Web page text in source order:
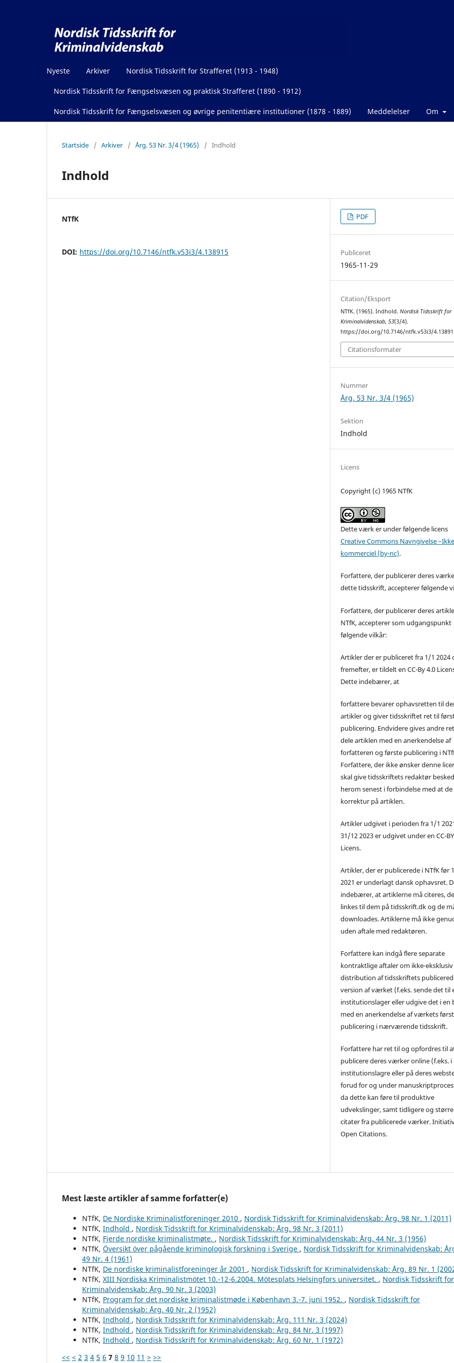
Nyeste Arkiver Nordisk Tidsskrift for Strafferet (1913 - 1948)
Nordisk Tidsskrift for Fængselsvæsen og praktisk Strafferet (1890 - 1912)
Nordisk Tidsskrift for Fængselsvæsen og øvrige penitentiære institutioner (1878 - 1889) Meddelelser Om
Startside / Arkiver / Årg. 53 Nr. 3/4 (1965) / Indhold
Indhold
NTfK
DOI: https://doi.org/10.7146/ntfk.v53i3/4.138915
PDF
Publiceret
1965-11-29
Citation/Eksport
NTfK. (1965). Indhold.Nordisk Tidsskrift for
Kriminalvidenskab,53(3/4).
https://doi.org/10.7146/ntfk.v53i3/
Citationsformater
Nummer
Årg. 53 Nr. 3/4 (1965)
Sektion
Indhold
Licens
Copyright (c) 1965 NTfK
Dette værk er under følgende licens
Creative Commons Navngivelse
kommerciel (by-nc).
Forfattere, der publicerer deres
dette tidsskrift, accepterer følgende
Forfattere, der publicerer deres
NTfK, accepterer som udgangspunkt
følgende vilkår:
Artikler der er publiceret fra 1/1 2024
fremefter, er tildelt en CC-By 4.0
Dette indebærer, at
forfattere bevarer ophavsretten til
artikler og giver tidsskriftet ret til
publicering. Endvidere gives andre
dele artiklen med en anerkendelse af
forfatteren og første publicering i
Forfattere, der ikke ønsker denne
skal give tidsskriftets redaktør besked
herom senest i forbindelse med at
korrektur på artiklen.
Artikler udgivet i perioden fra 1/1
31/12 2023 er udgivet under en CC-
Licens.
Artikler, der er publicerede i NTfK før
2021 er underlagt dansk ophavsret.
indebærer, at artiklerne må citeres,
linkes til dem på tidsskrift.dk og de
downloades. Artiklerne må ikke
uden aftale med redaktøren.
Forfattere kan indgå flere separate
kontraktlige aftaler om ikke-eksklusiv
distribution af tidsskriftets
version af værket (f.eks. sende det til
institutionslager eller udgive det i en
med en anerkendelse af værkets
publicering i nærværende tidsskrift.
Forfattere har ret til og opfordres til
publicere deres værker online (f.eks. i
institutionslagre eller på deres
forud for og under
da dette kan føre til produktive
udvekslinger, samt tidligere og større
citater fra publicerede værker.
Open Citations.
Mest læste artikler af samme forfatter(e)
NTfK, De Nordiske Kriminalistforeninger 2010 , Nordisk Tidsskrift for Kriminalvidenskab: Årg. 98 Nr. 1 (2011)
NTfK, Indhold , Nordisk Tidsskrift for Kriminalvidenskab: Årg. 98 Nr. 3 (2011)
NTfK, Fjerde nordiske kriminalistmøte. , Nordisk Tidsskrift for Kriminalvidenskab: Årg. 44 Nr. 3 (1956)
NTfK, Översikt över pågående kriminologisk forskning i Sverige , Nordisk Tidsskrift for Kriminalvidenskab:
49 Nr. 4 (1961)
NTfK, De nordiske kriminalistforeninger år 2001 , Nordisk Tidsskrift for Kriminalvidenskab: Årg. 89 Nr. 1
NTfK, XIII Nordiska Kriminalistmötet 10.-12-6.2004. Mötesplats Helsingfors universitet. , Nordisk Tidsskrift for
Kriminalvidenskab: Årg. 90 Nr. 3 (2003)
NTfK, Program for det nordiske kriminalistmøde i København 3.-7. juni 1952. , Nordisk Tidsskrift for
Kriminalvidenskab: Årg. 40 Nr. 2 (1952)
NTfK, Indhold , Nordisk Tidsskrift for Kriminalvidenskab: Årg. 111 Nr. 3 (2024)
NTfK, Indhold , Nordisk Tidsskrift for Kriminalvidenskab: Årg. 84 Nr. 3 (1997)
NTfK, Indhold , Nordisk Tidsskrift for Kriminalvidenskab: Årg. 60 Nr. 1 (1972)
<< < 2 3 4 5 6 7 8 9 10 11 > >>